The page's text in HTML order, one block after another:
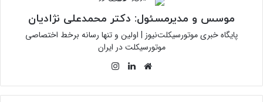
موسس و مدیرمسئول: دکتر محمدعلی نژادیان
پایگاه خبری موتورسیکلت‌نیوز | اولین و تنها رسانه برخط اختصاصی
موتورسیکلت در ایران
وبسایتلینکدین